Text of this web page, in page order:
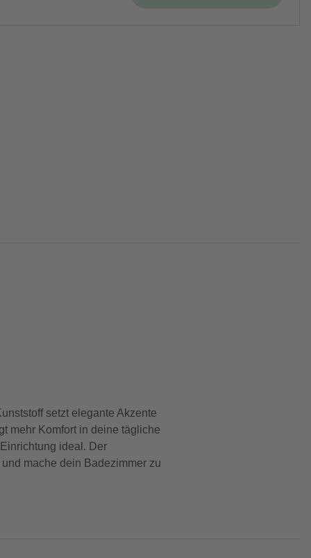
setzt elegante Akzente
mehr Komfort in deine tägliche
ideal. Der
mache dein Badezimmer zu